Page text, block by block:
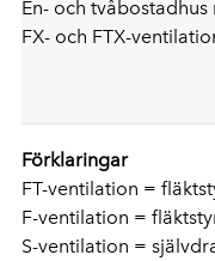
En- och tvåbostadhus
FX- och FTX-
Förklaringar
FT-ventilation =
F-ventilation =
S-ventilation =